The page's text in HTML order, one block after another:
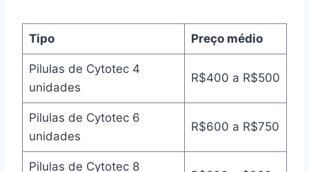
Tipo Preço médio
Pilulas de Cytotec 4
unidades
R$400 a R$500
Pilulas de Cytotec 6
unidades
R$600 a R$750
Pilulas de Cytotec 8